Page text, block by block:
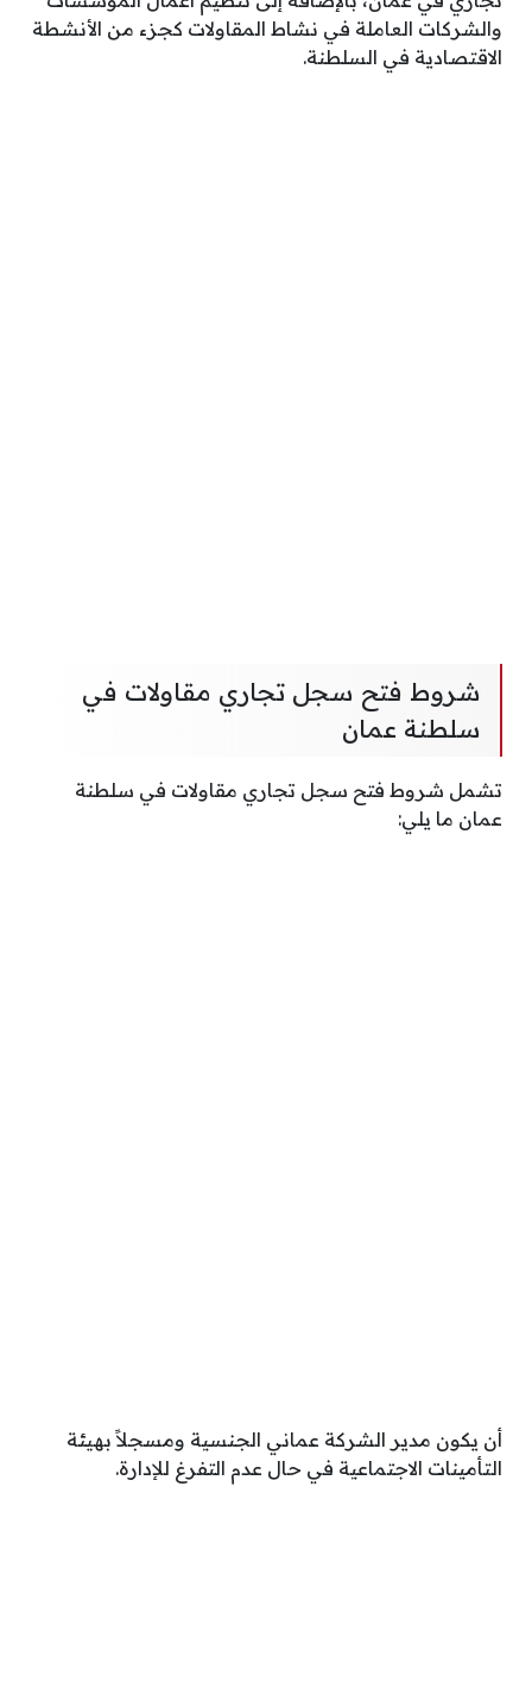
والشركات العاملة في نشاط المقاولات كجزء من الأنشطة
الاقتصادية في السلطنة.
شروط فتح سجل تجاري مقاولات في
سلطنة عمان
تشمل شروط فتح سجل تجاري مقاولات في سلطنة
عمان ما يلي:
أن يكون مدير الشركة عماني الجنسية ومسجلاً بهيئة
التأمينات الاجتماعية في حال عدم التفرغ للإدارة.